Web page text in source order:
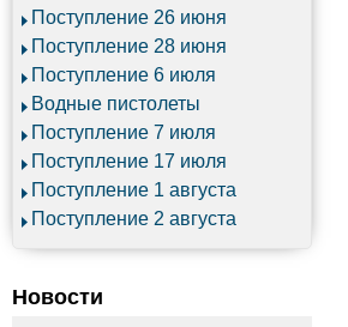
Поступление 26 июня
Поступление 28 июня
Поступление 6 июля
Водные пистолеты
Поступление 7 июля
Поступление 17 июля
Поступление 1 августа
Поступление 2 августа
Новости